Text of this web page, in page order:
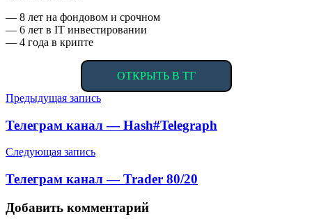
— 8 лет на фондовом и срочном
— 6 лет в IT инвестировании
— 4 года в крипте
ОТКРЫТЬ В ТГ
Навигация
по
записям
Предыдущая запись
Телеграм канал — Hash#Telegraph
Следующая запись
Телеграм канал — Trader 80/20
Добавить комментарий